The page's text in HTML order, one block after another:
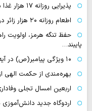
پذیرایی روزانه ۱۷ هزار غذا در موکب امامزادگان قم
اطعام روزانه ۲۰ هزار زائر در حرم بانوی کرامت تا پایان ماه صفر
حفظ تنگه هرمز،
پایبند…
۱۰ ویژگی پیامبر(ص) در آیه ۱۵۷ سوره اعراف
بهره‌مندی از حکمت الهی
اربعین امسال تجلی
اردوگاه جدید